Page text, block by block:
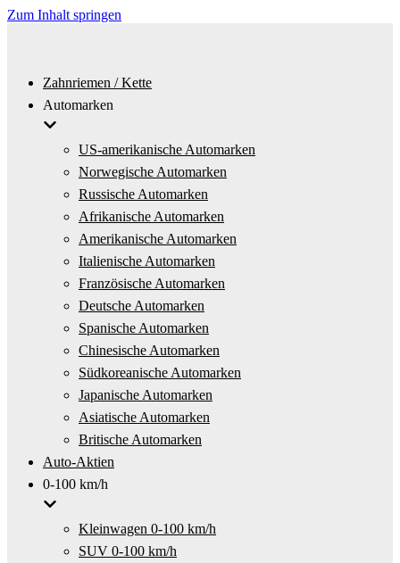
Zum Inhalt springen
Zahnriemen / Kette
Automarken
US-amerikanische Automarken
Norwegische Automarken
Russische Automarken
Afrikanische Automarken
Amerikanische Automarken
Italienische Automarken
Französische Automarken
Deutsche Automarken
Spanische Automarken
Chinesische Automarken
Südkoreanische Automarken
Japanische Automarken
Asiatische Automarken
Britische Automarken
Auto-Aktien
0-100 km/h
Kleinwagen 0-100 km/h
SUV 0-100 km/h